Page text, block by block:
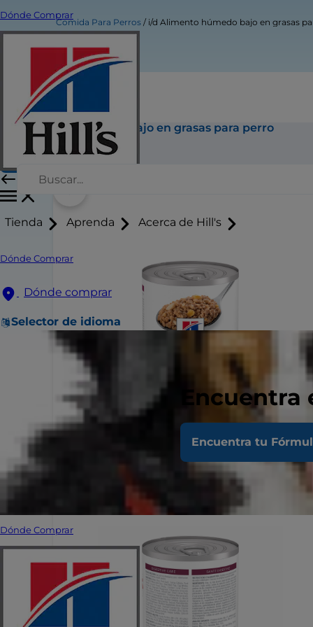
Dónde Comprar
Tienda Aprenda Acerca de Hill's
Dónde Comprar
Dónde comprar
Selector de idioma
Encuentra tu
Dónde Comprar
Comida Para Perros i/d Alimento húmedo bajo en grasas
i/d Alimento húmedo bajo en grasas para perro
Comprar Ahora